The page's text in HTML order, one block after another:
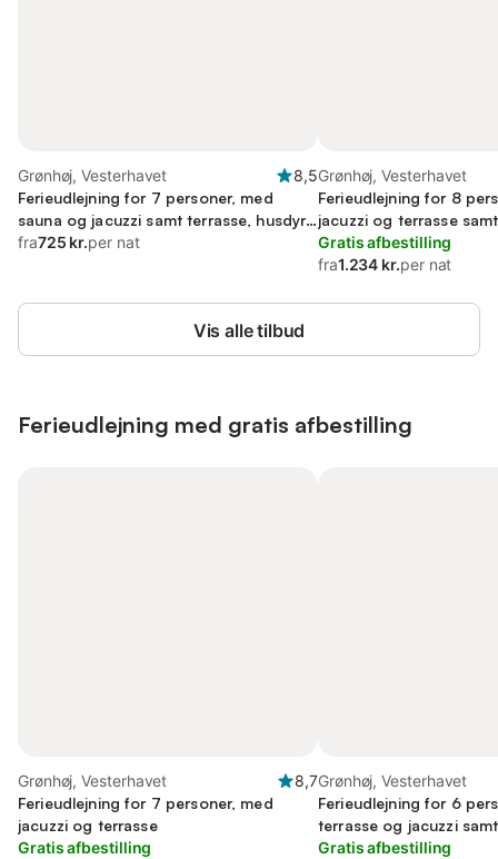
Grønhøj, Vesterhavet
8,5
Ferieudlejning for 7 personer, med
sauna og jacuzzi samt terrasse, husdyr
tilladt
fra725 kr.per nat
Grønhøj, Vesterhavet
Ferieudlejning for 8
jacuzzi og terrasse
børnevenlig
Gratis afbestilling
fra1.234 kr.per nat
Vis alle tilbud
Ferieudlejning med gratis afbestilling
Grønhøj, Vesterhavet
8,7
Ferieudlejning for 7 personer, med
jacuzzi og terrasse
Gratis afbestilling
Grønhøj, Vesterhavet
Ferieudlejning for 6
terrasse og jacuzzi
tilladt
Gratis afbestilling